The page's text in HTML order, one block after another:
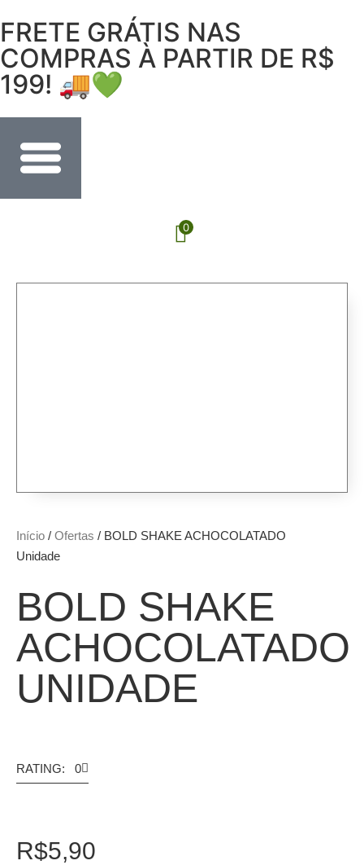
FRETE GRÁTIS NAS
COMPRAS À PARTIR DE R$
199! 🚚💚
0
Início / Ofertas / BOLD SHAKE ACHOCOLATADO
Unidade
BOLD SHAKE
ACHOCOLATADO
UNIDADE
RATING: 0
R$5,90